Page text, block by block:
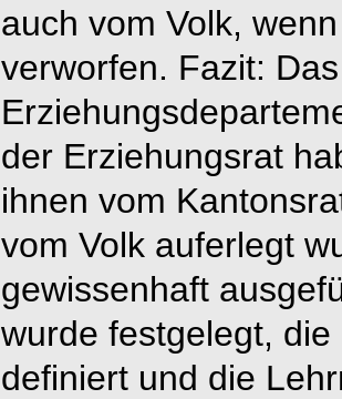
auch vom Volk,
verworfen. Fazit:
der Erziehungsrat
ihnen vom
vom Volk auferlegt
gewissenhaft
wurde festgelegt,
definiert und die